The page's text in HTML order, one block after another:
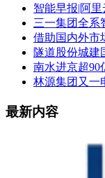
智能早报|阿
三一集团全系
借助国内外市
隧道股份城建
南水进京超90
林源集团又一
最新内容